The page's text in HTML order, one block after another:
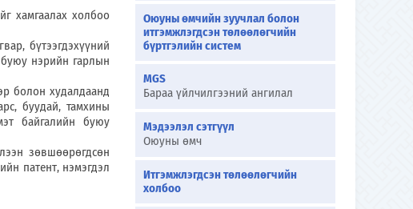
холбоо
бүтээгдэхүүний
нэрийн гарлын
болон худалдаанд
буудай, тамхины
байгалийн буюу
зөвшөөрөгдсөн
патент, нэмэгдэл
Оюуны өмчийн зуучлал болон
итгэмжлэгдсэн төлөөлөгчийн
бүртгэлийн систем
MGS
Бараа үйлчилгээний ангилал
Мэдээлэл сэтгүүл
Оюуны өмч
Итгэмжлэгдсэн төлөөлөгчийн
холбоо